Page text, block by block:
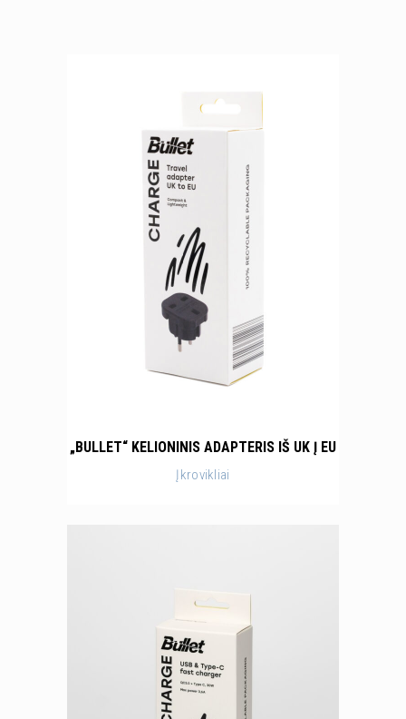
„BULLET“ KELIONINIS ADAPTERIS IŠ UK Į EU
Įkrovikliai